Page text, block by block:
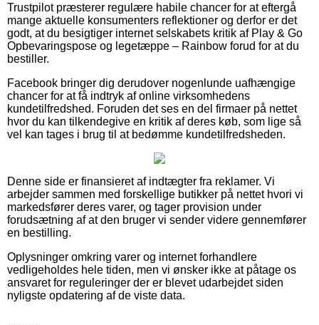
Trustpilot præsterer regulære habile chancer for at eftergå
mange aktuelle konsumenters reflektioner og derfor er det
godt, at du besigtiger internet selskabets kritik af Play & Go
Opbevaringspose og legetæppe – Rainbow forud for at du
bestiller.
Facebook bringer dig derudover nogenlunde uafhængige
chancer for at få indtryk af online virksomhedens
kundetilfredshed. Foruden det ses en del firmaer på nettet
hvor du kan tilkendegive en kritik af deres køb, som lige så
vel kan tages i brug til at bedømme kundetilfredsheden.
Denne side er finansieret af indtægter fra reklamer. Vi
arbejder sammen med forskellige butikker på nettet hvori vi
markedsfører deres varer, og tager provision under
forudsætning af at den bruger vi sender videre gennemfører
en bestilling.
Oplysninger omkring varer og internet forhandlere
vedligeholdes hele tiden, men vi ønsker ikke at påtage os
ansvaret for reguleringer der er blevet udarbejdet siden
nyligste opdatering af de viste data.